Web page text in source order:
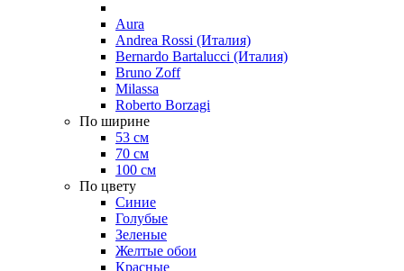
Aura
Andrea Rossi (Италия)
Bernardo Bartalucci (Италия)
Bruno Zoff
Milassa
Roberto Borzagi
По ширине
53 см
70 см
100 см
По цвету
Синие
Голубые
Зеленые
Желтые обои
Красные